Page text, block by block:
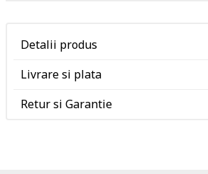
Detalii produs
Livrare si plata
Retur si Garantie